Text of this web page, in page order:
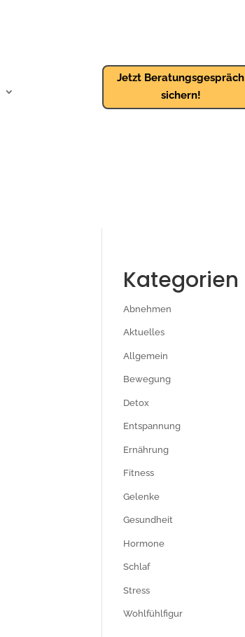
Jetzt Beratungsgespräch
sichern!
Kategorien
Abnehmen
Aktuelles
Allgemein
Bewegung
Detox
Entspannung
Ernährung
Fitness
Gelenke
Gesundheit
Hormone
Schlaf
Stress
Wohlfühlfigur